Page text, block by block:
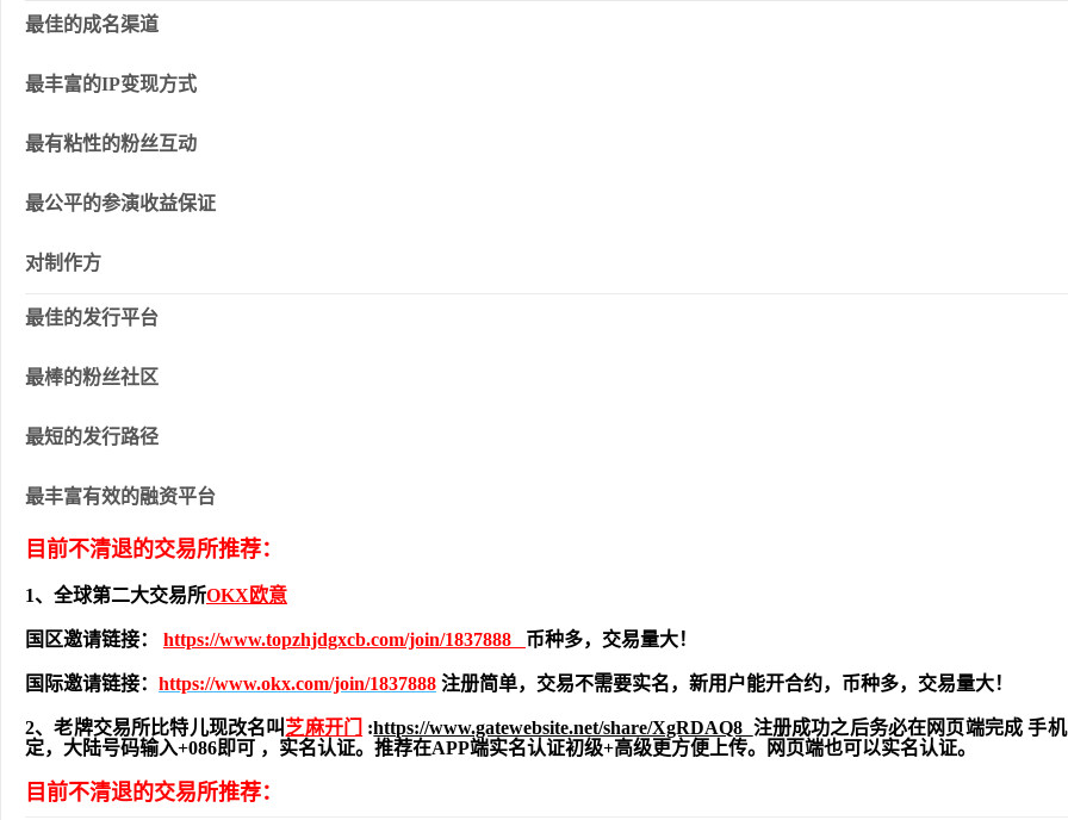
最佳的成名渠道
最丰富的IP变现方式
最有粘性的粉丝互动
最公平的参演收益保证
对制作方
最佳的发行平台
最棒的粉丝社区
最短的发行路径
最丰富有效的融资平台
目前不清退的交易所推荐：
1、全球第二大交易所OKX欧意
国区邀请链接： https://www.topzhjdgxcb.com/join/1837888 币种多，交易量大！
国际邀请链接： https://www.okx.com/join/1837888 注册简单，交易不需要实名，新用户能开合约， 币种多，交易量大！
2、老牌交易所比特儿现改名叫 芝麻开门 :https://www.gatewebsite.net/share/XgRDAQ8 注册成功之后务必在网页端完成 手
定，大陆号码输入+086即可 ，实名认证。推荐在APP端实名认证初级+高级更方便上传。网页端也可以实名认证。
目前不清退的交易所推荐：